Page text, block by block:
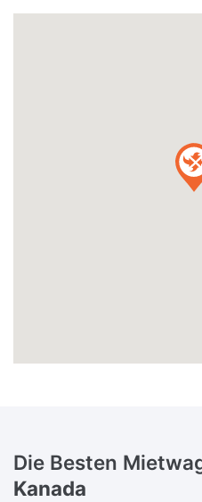
Die Besten
Kanada